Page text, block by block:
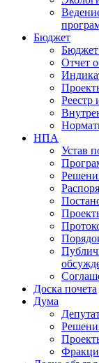
Бюджет
Отчет
Реестр
НПА
Устав
Доска почета
Дума